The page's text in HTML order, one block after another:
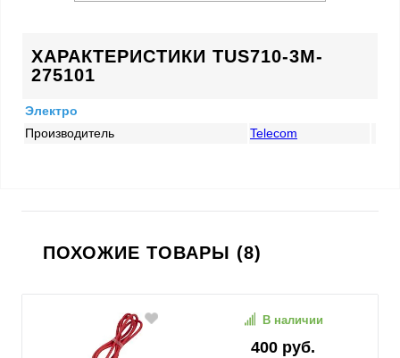
ХАРАКТЕРИСТИКИ TUS710-3M-
275101
Электро
Производитель
Telecom
ПОХОЖИЕ ТОВАРЫ (8)
400 руб.
В наличии